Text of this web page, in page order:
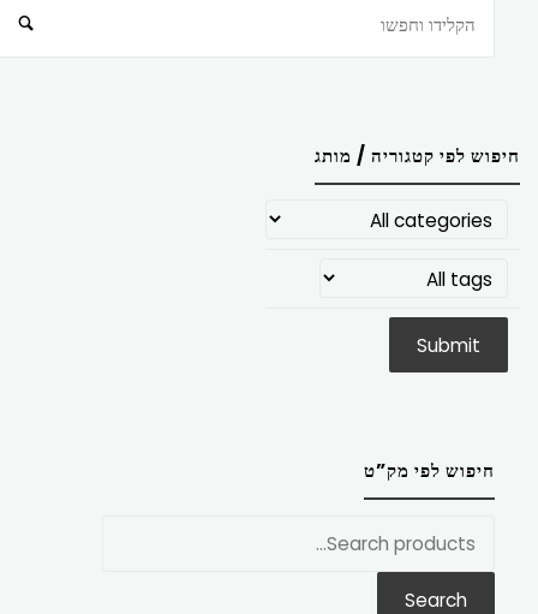
חיפוש לפי קטגוריה / מותג
חיפוש לפי מק”ט
Search